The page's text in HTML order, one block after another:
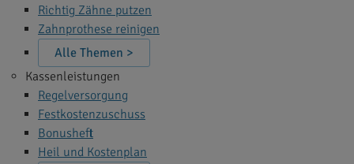
Richtig Zähne putzen
Zahnprothese reinigen
Alle Themen >
Kassenleistungen
Regelversorgung
Festkostenzuschuss
Bonusheft
Heil und Kostenplan